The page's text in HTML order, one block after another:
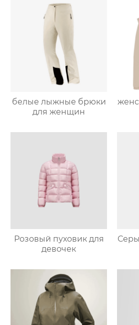
белые лыжные брюки
для женщин
Розовый пуховик для
девочек